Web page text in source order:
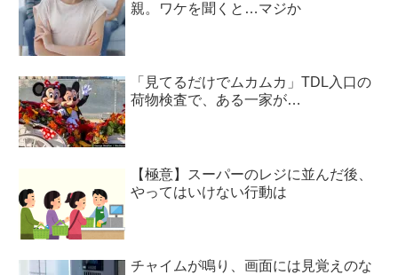
親。ワケを聞くと…マジか
「見てるだけでムカムカ」TDL入口の
荷物検査で、ある一家が…
【極意】スーパーのレジに並んだ後、
やってはいけない行動は
チャイムが鳴り、画面には見覚えのな